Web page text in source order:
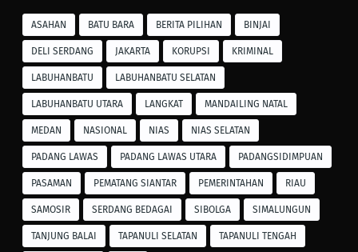
ASAHAN BATU BARA BERITA PILIHAN BINJAI
DELI SERDANG JAKARTA KORUPSI KRIMINAL
LABUHANBATU LABUHANBATU SELATAN
LABUHANBATU UTARA LANGKAT MANDAILING NATAL
MEDAN NASIONAL NIAS NIAS SELATAN
PADANG LAWAS PADANG LAWAS UTARA PADANGSIDIMPUAN
PASAMAN PEMATANG SIANTAR PEMERINTAHAN RIAU
SAMOSIR SERDANG BEDAGAI SIBOLGA SIMALUNGUN
TANJUNG BALAI TAPANULI SELATAN TAPANULI TENGAH